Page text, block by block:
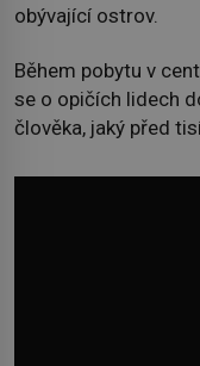
obývající ostrov.
Během pobytu v
se o opičích lidech
člověka, jaký před